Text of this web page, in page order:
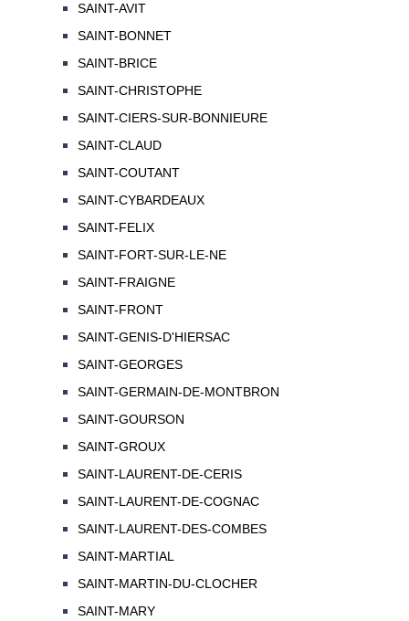
SAINT-AVIT
SAINT-BONNET
SAINT-BRICE
SAINT-CHRISTOPHE
SAINT-CIERS-SUR-BONNIEURE
SAINT-CLAUD
SAINT-COUTANT
SAINT-CYBARDEAUX
SAINT-FELIX
SAINT-FORT-SUR-LE-NE
SAINT-FRAIGNE
SAINT-FRONT
SAINT-GENIS-D'HIERSAC
SAINT-GEORGES
SAINT-GERMAIN-DE-MONTBRON
SAINT-GOURSON
SAINT-GROUX
SAINT-LAURENT-DE-CERIS
SAINT-LAURENT-DE-COGNAC
SAINT-LAURENT-DES-COMBES
SAINT-MARTIAL
SAINT-MARTIN-DU-CLOCHER
SAINT-MARY